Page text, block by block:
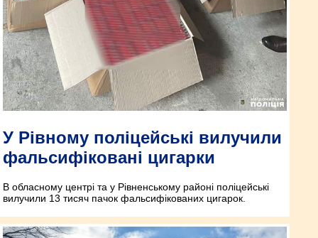
У Рівному поліцейські вилучили
фальсифіковані цигарки
В обласному центрі та у Рівненському районі поліцейські
вилучили 13 тисяч пачок фальсифікованих цигарок.